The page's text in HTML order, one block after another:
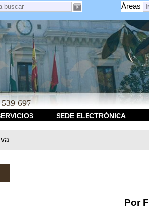
Áreas
697
SEDE ELECTRÓNICA
Por